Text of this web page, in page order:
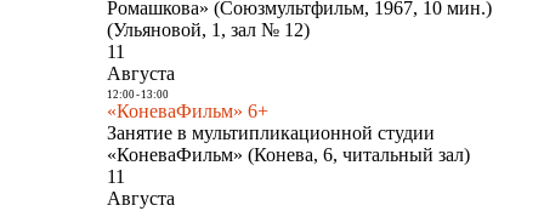
Ромашкова» (Союзмультфильм, 1967, 10 мин.)
(Ульяновой, 1, зал № 12)
11
Августа
12:00- 13:00
«КоневаФильм» 6+
Занятие в мультипликационной студии
«КоневаФильм» (Конева, 6, читальный зал)
11
Августа